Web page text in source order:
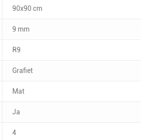
90x90 cm
9 mm
R9
Grafiet
Mat
Ja
4